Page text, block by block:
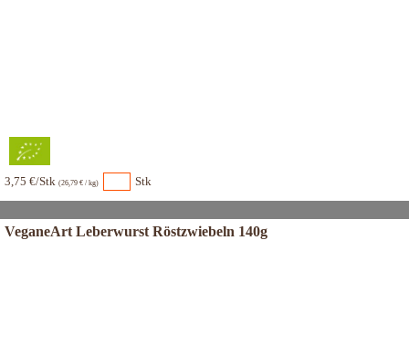
3,75 €/Stk (26,79 € / kg) Stk
VeganeArt Leberwurst Röstzwiebeln 140g